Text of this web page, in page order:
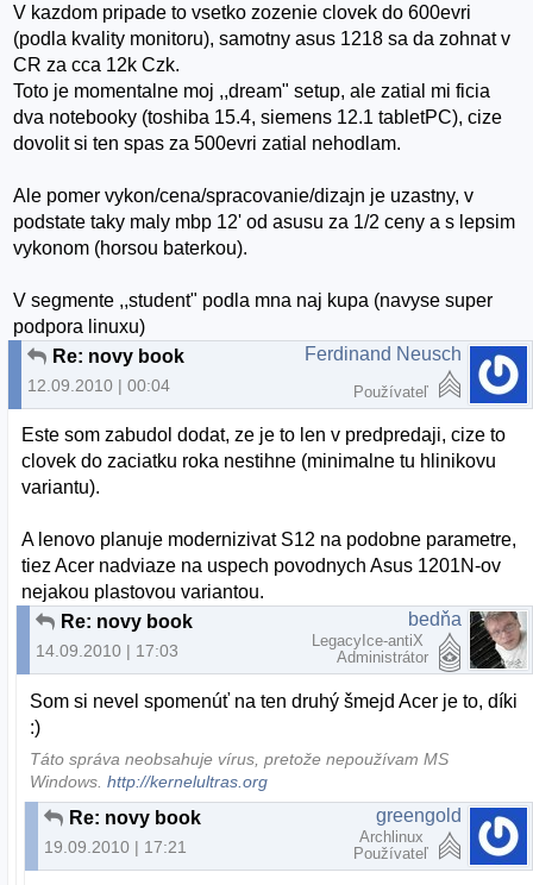
V kazdom pripade to vsetko zozenie clovek do 600evri
(podla kvality monitoru), samotny asus 1218 sa da zohnat v
CR za cca 12k Czk.
Toto je momentalne moj ,,dream" setup, ale zatial mi ficia
dva notebooky (toshiba 15.4, siemens 12.1 tabletPC), cize
dovolit si ten spas za 500evri zatial nehodlam.
Ale pomer vykon/cena/spracovanie/dizajn je uzastny, v
podstate taky maly mbp 12' od asusu za 1/2 ceny a s lepsim
vykonom (horsou baterkou).
V segmente ,,student" podla mna naj kupa (navyse super
podpora linuxu)
Re: novy book
12.09.2010 | 00:04
Ferdinand Neusch
Používateľ
Este som zabudol dodat, ze je to len v predpredaji, cize to
clovek do zaciatku roka nestihne (minimalne tu hlinikovu
variantu).
A lenovo planuje modernizivat S12 na podobne parametre,
tiez Acer nadviaze na uspech povodnych Asus 1201N-ov
nejakou plastovou variantou.
Re: novy book
14.09.2010 | 17:03
bedňa
LegacyIce-antiX
Administrátor
Som si nevel spomenúť na ten druhý šmejd Acer je to, díki
:)
Táto správa neobsahuje vírus, pretože nepoužívam MS
Windows.http://kernelultras.org
Re: novy book
19.09.2010 | 17:21
greengold
Archlinux
Používateľ